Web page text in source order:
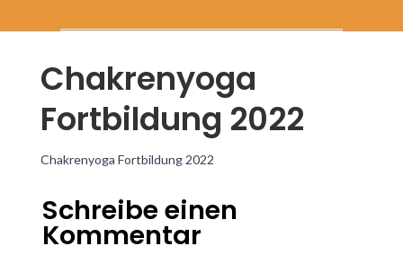
Chakrenyoga
Fortbildung 2022
Chakrenyoga Fortbildung 2022
Schreibe einen
Kommentar